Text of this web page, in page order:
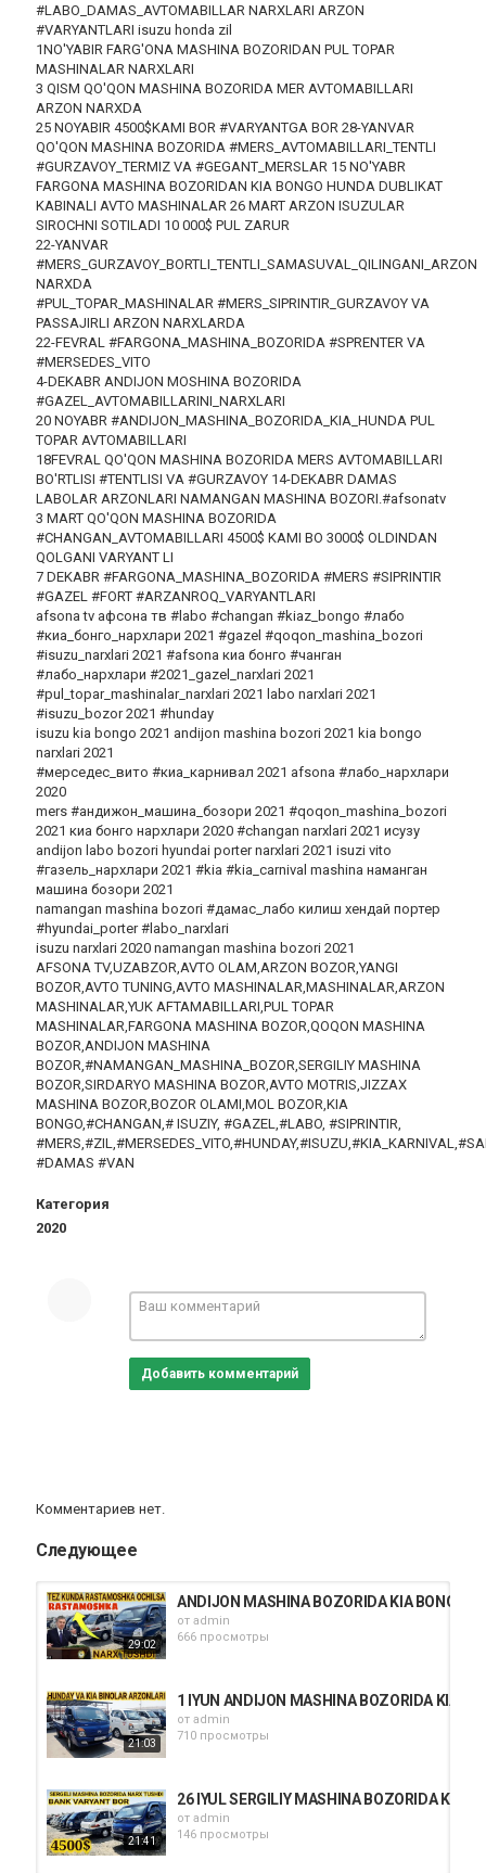
#LABO_DAMAS_AVTOMABILLAR NARXLARI ARZON
#VARYANTLARI isuzu honda zil
1NO'YABIR FARG'ONA MASHINA BOZORIDAN PUL TOPAR
MASHINALAR NARXLARI
3 QISM QO'QON MASHINA BOZORIDA MER AVTOMABILLARI
ARZON NARXDA
25 NOYABIR 4500$KAMI BOR #VARYANTGA BOR 28-YANVAR
QO'QON MASHINA BOZORIDA #MERS_AVTOMABILLARI_TENTLI
#GURZAVOY_TERMIZ VA #GEGANT_MERSLAR 15 NO'YABR
FARGONA MASHINA BOZORIDAN KIA BONGO HUNDA DUBLIKAT
KABINALI AVTO MASHINALAR 26 MART ARZON ISUZULAR
SIROCHNI SOTILADI 10 000$ PUL ZARUR
22-YANVAR
#MERS_GURZAVOY_BORTLI_TENTLI_SAMASUVAL_QILINGANI_ARZON
NARXDA
#PUL_TOPAR_MASHINALAR #MERS_SIPRINTIR_GURZAVOY VA
PASSAJIRLI ARZON NARXLARDA
22-FEVRAL #FARGONA_MASHINA_BOZORIDA #SPRENTER VA
#MERSEDES_VITO
4-DEKABR ANDIJON MOSHINA BOZORIDA
#GAZEL_AVTOMABILLARINI_NARXLARI
20 NOYABR #ANDIJON_MASHINA_BOZORIDA_KIA_HUNDA PUL
TOPAR AVTOMABILLARI
18FEVRAL QO'QON MASHINA BOZORIDA MERS AVTOMABILLARI
BO'RTLISI #TENTLISI VA #GURZAVOY 14-DEKABR DAMAS
LABOLAR ARZONLARI NAMANGAN MASHINA BOZORI.#afsonatv
3 MART QO'QON MASHINA BOZORIDA
#CHANGAN_AVTOMABILLARI 4500$ KAMI BO 3000$ OLDINDAN
QOLGANI VARYANT LI
7 DEKABR #FARGONA_MASHINA_BOZORIDA #MERS #SIPRINTIR
#GAZEL #FORT #ARZANROQ_VARYANTLARI
afsona tv афсона тв #labo #changan #kiaz_bongo #лабо
#киа_бонго_нархлари 2021 #gazel #qoqon_mashina_bozori
#isuzu_narxlari 2021 #afsona киа бонго #чанган
#лабо_нархлари #2021_gazel_narxlari 2021
#pul_topar_mashinalar_narxlari 2021 labo narxlari 2021
#isuzu_bozor 2021 #hunday
isuzu kia bongo 2021 andijon mashina bozori 2021 kia bongo
narxlari 2021
#мерседес_вито #киа_карнивал 2021 afsona #лабо_нархлари
2020
mers #андижон_машина_бозори 2021 #qoqon_mashina_bozori
2021 киа бонго нархлари 2020 #changan narxlari 2021 исузу
andijon labo bozori hyundai porter narxlari 2021 isuzi vito
#газель_нархлари 2021 #kia #kia_carnival mashina наманган
машина бозори 2021
namangan mashina bozori #дамас_лабо килиш хендай портер
#hyundai_porter #labo_narxlari
isuzu narxlari 2020 namangan mashina bozori 2021
AFSONA TV,UZABZOR,AVTO OLAM,ARZON BOZOR,YANGI
BOZOR,AVTO TUNING,AVTO MASHINALAR,MASHINALAR,ARZON
MASHINALAR,YUK AFTAMABILLARI,PUL TOPAR
MASHINALAR,FARGONA MASHINA BOZOR,QOQON MASHINA
BOZOR,ANDIJON MASHINA
BOZOR,#NAMANGAN_MASHINA_BOZOR,SERGILIY MASHINA
BOZOR,SIRDARYO MASHINA BOZOR,AVTO MOTRIS,JIZZAX
MASHINA BOZOR,BOZOR OLAMI,MOL BOZOR,KIA
BONGO,#CHANGAN,# ISUZIY, #GAZEL,#LABO, #SIPRINTIR,
#DAMAS #VAN
Категория
2020
Добавить комментарий
Комментариев нет.
Следующее
29:02
ANDIJON MASHINA BOZORIDA KIA BONGO
от admin
666 просмотры
21:03
1 IYUN ANDIJON MASHINA BOZORIDA KIA
от admin
710 просмотры
21:41
26 IYUL SERGILIY MASHINA BOZORIDA KIA
от admin
146 просмотры